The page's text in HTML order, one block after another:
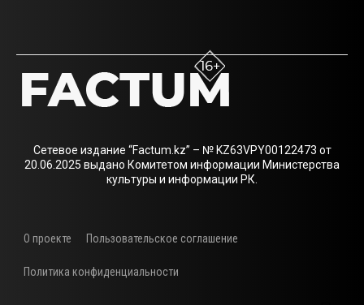
Сетевое издание “Factum.kz” – № KZ63VPY00122473 от
20.06.2025 выдано Комитетом информации Министерства
культуры и информации РК.
О проекте Пользовательское соглашение
Политика конфиденциальности